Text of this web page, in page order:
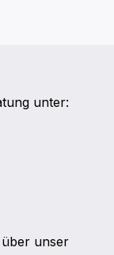
unter:
unser